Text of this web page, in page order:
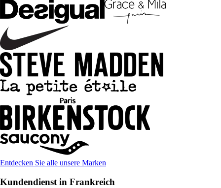
Entdecken Sie alle unsere Marken
Kundendienst in Frankreich